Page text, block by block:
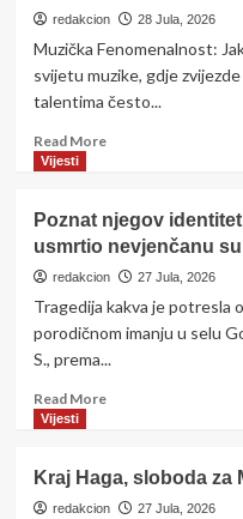
redakcion 28 Jula, 2026
Muzička Fenomenalnost:
svijetu muzike, gdje
talentima često...
Read MoreRead
SUDBONOSNO
DA!!!
Đžejla
zablisala
bijelom
mladoženja
IZGLEDALA
SVEČANOST..Ovo
Vijesti
Poznat njegov
usmrtio nevjenčanu
redakcion 27 Jula, 2026
Tragedija kakva je potresla
porodičnom imanju u selu
S., prema...
Read MoreRead
njegov
identitet:
Vijesti
Kraj Haga, sloboda za
redakcion 27 Jula, 2026